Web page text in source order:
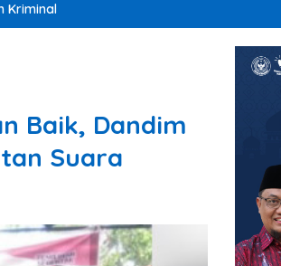
Kriminal
Baik, Dandim
Suara